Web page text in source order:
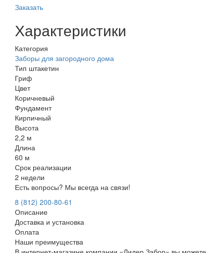
Заказать
Характеристики
Категория
Заборы для загородного дома
Тип штакетин
Гриф
Цвет
Коричневый
Фундамент
Кирпичный
Высота
2,2 м
Длина
60 м
Срок реализации
2 недели
Есть вопросы? Мы всегда на связи!
8 (812) 200-80-61
Описание
Доставка и установка
Оплата
Наши преимущества